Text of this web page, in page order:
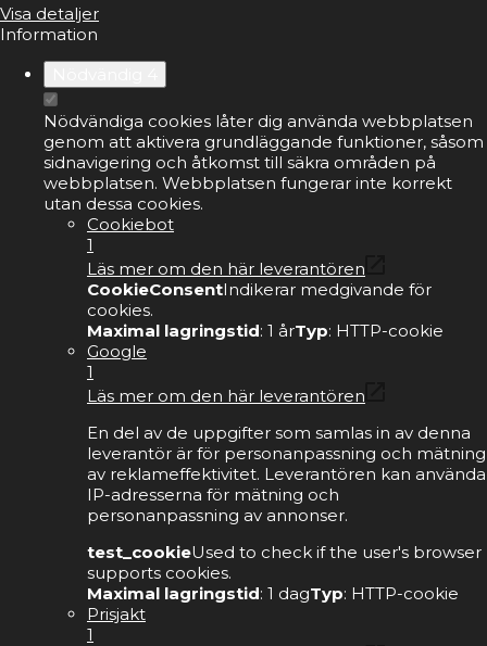
Visa detaljer
Information
Nödvändiga cookies låter dig använda webbplatsen
genom att aktivera grundläggande funktioner, såsom
sidnavigering och åtkomst till säkra områden på
webbplatsen. Webbplatsen fungerar inte korrekt
utan dessa cookies.
Cookiebot
1
Läs mer om den här leverantören
CookieConsentIndikerar medgivande för
cookies.
Maximal lagringstid: 1 årTyp: HTTP-cookie
Google
1
Läs mer om den här leverantören
En del av de uppgifter som samlas in av denna
leverantör är för personanpassning och mätning
av reklameffektivitet. Leverantören kan använda
IP-adresserna för mätning och
personanpassning av annonser.
test_cookieUsed to check if the user's browser
supports cookies.
Maximal lagringstid: 1 dagTyp: HTTP-cookie
Prisjakt
1